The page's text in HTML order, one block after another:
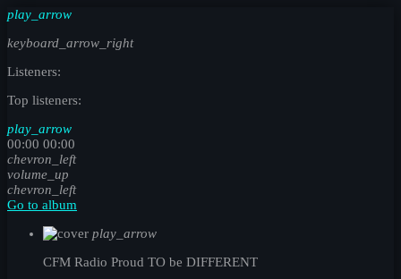
play_arrow
keyboard_arrow_right
Listeners:
Top listeners:
play_arrow
00:00 00:00
chevron_left
volume_up
chevron_left
Go to album
play_arrow
CFM Radio Proud TO be DIFFERENT